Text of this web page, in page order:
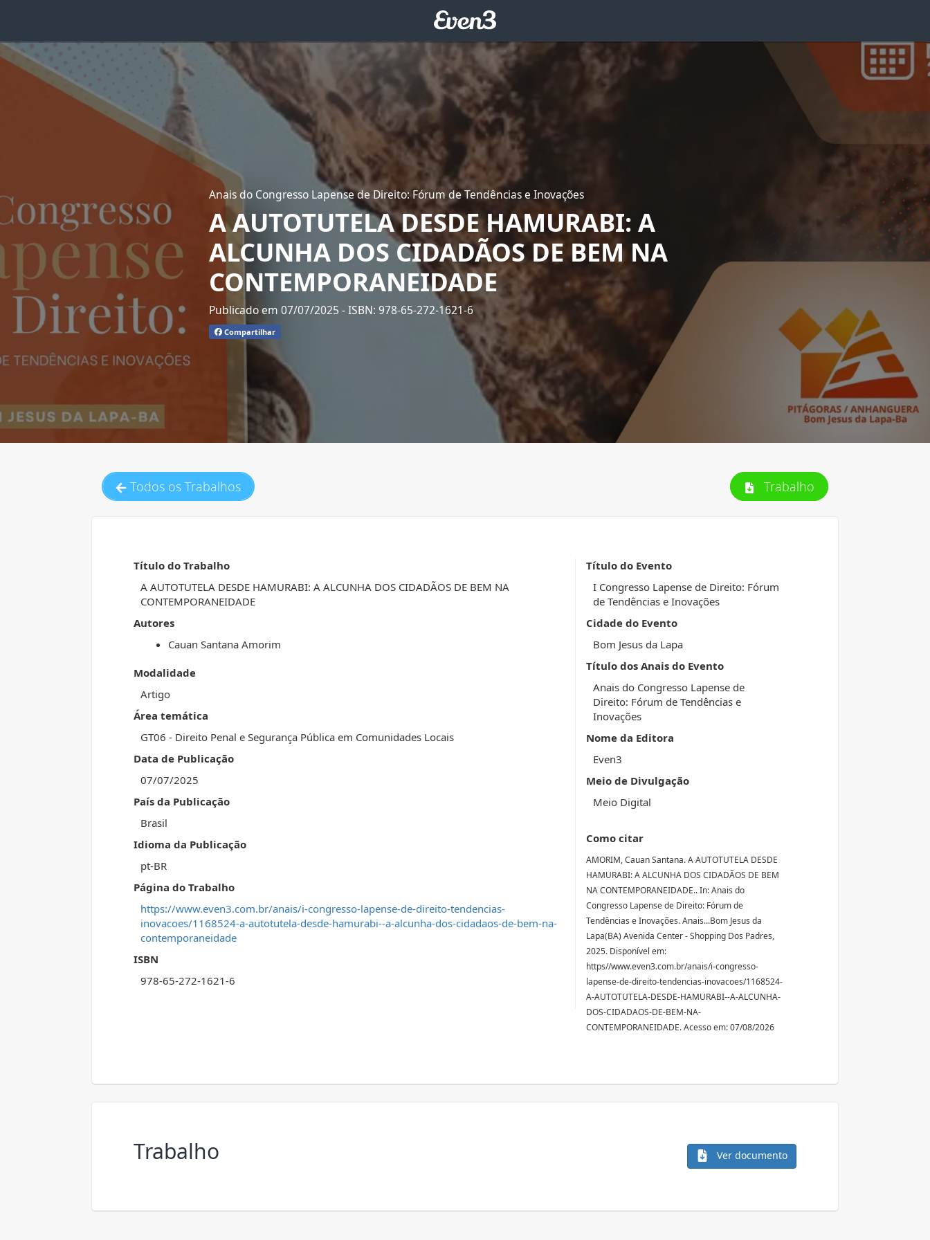
Anais do Congresso Lapense de Direito: Fórum de Tendências e Inovações
A AUTOTUTELA DESDE HAMURABI: A
ALCUNHA DOS CIDADÃOS DE BEM NA
CONTEMPORANEIDADE
Publicado em 07/07/2025- ISBN: 978-65-272-1621-6
Compartilhar
Todos os Trabalhos Trabalho
Título do Trabalho
A AUTOTUTELA DESDE HAMURABI: A ALCUNHA DOS CIDADÃOS DE BEM NA
CONTEMPORANEIDADE
Autores
Cauan Santana Amorim
Modalidade
Artigo
Área temática
GT06 - Direito Penal e Segurança Pública em Comunidades Locais
Data de Publicação
07/07/2025
País da Publicação
Brasil
Idioma da Publicação
pt-BR
Página do Trabalho
https://www.even3.com.br/anais/i-congresso-lapense-de-direito-tendencias-
inovacoes/1168524-a-autotutela-desde-hamurabi--a-alcunha-dos-cidadaos-de-bem-na-
contemporaneidade
ISBN
978-65-272-1621-6
Título do Evento
I Congresso Lapense de Direito: Fórum
de Tendências e Inovações
Cidade do Evento
Bom Jesus da Lapa
Título dos Anais do Evento
Anais do Congresso Lapense de
Direito: Fórum de Tendências e
Inovações
Nome da Editora
Even3
Meio de Divulgação
Meio Digital
Como citar
AMORIM, Cauan Santana. A AUTOTUTELA DESDE
HAMURABI: A ALCUNHA DOS CIDADÃOS DE BEM
NA CONTEMPORANEIDADE.. In: Anais do
Congresso Lapense de Direito: Fórum de
Tendências e Inovações. Anais...Bom Jesus da
Lapa(BA) Avenida Center - Shopping Dos Padres,
2025. Disponível em:
https//www.even3.com.br/anais/i-congresso-
lapense-de-direito-tendencias-inovacoes/1168524-
A-AUTOTUTELA-DESDE-HAMURABI--A-ALCUNHA-
DOS-CIDADAOS-DE-BEM-NA-
CONTEMPORANEIDADE. Acesso em: 07/08/2026
Trabalho Ver documento